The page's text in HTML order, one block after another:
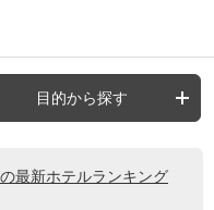
目的から探す
最新ホテルランキング